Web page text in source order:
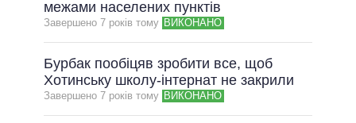
межами населених пунктів
Завершено 7 рокiв тому ВИКОНАНО
Бурбак пообіцяв зробити все, щоб
Хотинську школу-інтернат не закрили
Завершено 7 рокiв тому ВИКОНАНО